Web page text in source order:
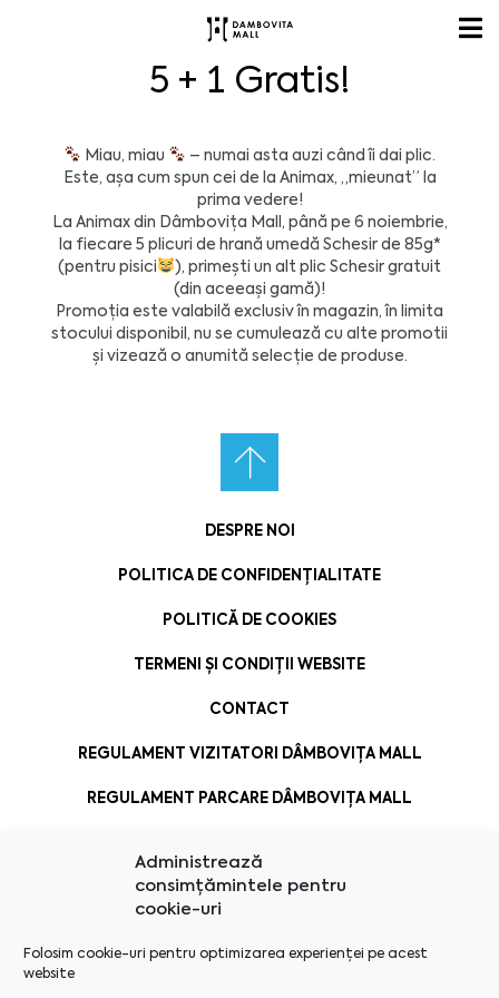
Administrează
consimțămintele pentru
cookie-uri
Folosim cookie-uri pentru optimizarea experienței pe acest
website
5 + 1 Gratis!
Miau, miau
– numai asta auzi când îi dai plic.
Este, așa cum spun cei de la Animax, „mieunat” la
prima vedere!
La Animax din Dâmbovița Mall, până pe 6 noiembrie,
la fiecare 5 plicuri de hrană umedă Schesir de 85g*
(pentru pisici
), primești un alt plic Schesir gratuit
(din aceeași gamă)!
Promoția este valabilă exclusiv în magazin, în limita
stocului disponibil, nu se cumulează cu alte promotii
și vizează o anumită selecție de produse.
DESPRE NOI
POLITICA DE CONFIDENȚIALITATE
POLITICĂ DE COOKIES
TERMENI ȘI CONDIȚII WEBSITE
CONTACT
REGULAMENT VIZITATORI DÂMBOVIȚA MALL
REGULAMENT PARCARE DÂMBOVIȚA MALL